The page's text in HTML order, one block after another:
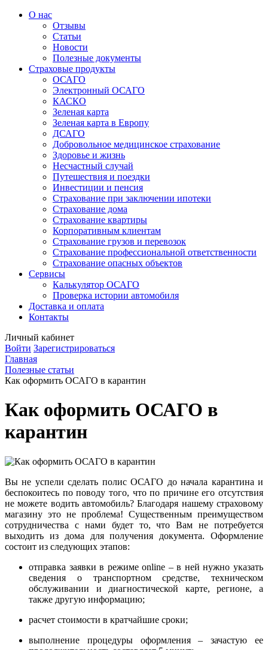
О нас
Отзывы
Статьи
Новости
Полезные документы
Страховые продукты
ОСАГО
Электронный ОСАГО
КАСКО
Зеленая карта
Зеленая карта в Европу
ДСАГО
Добровольное медицинское страхование
Здоровье и жизнь
Несчастный случай
Путешествия и поездки
Инвестиции и пенсия
Страхование при заключении ипотеки
Страхование дома
Страхование квартиры
Корпоративным клиентам
Страхование грузов и перевозок
Страхование профессиональной ответственности
Страхование опасных объектов
Сервисы
Калькулятор ОСАГО
Проверка истории автомобиля
Доставка и оплата
Контакты
Личный кабинет
Войти Зарегистрироваться
Главная
Полезные статьи
Как оформить ОСАГО в карантин
Как оформить ОСАГО в
карантин
Вы не успели сделать полис ОСАГО до начала карантина и
беспокоитесь по поводу того, что по причине его отсутствия
не можете водить автомобиль? Благодаря нашему страховому
магазину это не проблема! Существенным преимуществом
сотрудничества с нами будет то, что Вам не потребуется
выходить из дома для получения документа. Оформление
состоит из следующих этапов:
отправка заявки в режиме online – в ней нужно указать
сведения о транспортном средстве, техническом
обслуживании и диагностической карте, регионе, а
также другую информацию;
расчет стоимости в кратчайшие сроки;
выполнение процедуры оформления – зачастую ее